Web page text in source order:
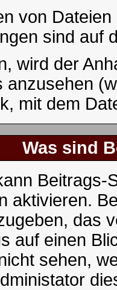
von
sind auf
wird der
anzusehen
mit dem
Was sind
aktivieren.
das
auf einen
sehen,